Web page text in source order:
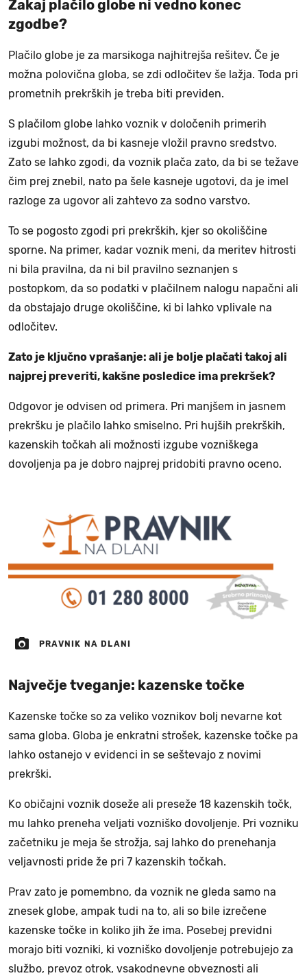
Zakaj plačilo globe ni vedno konec
zgodbe?
Plačilo globe je za marsikoga najhitrejša rešitev. Če je
možna polovična globa, se zdi odločitev še lažja. Toda pri
prometnih prekrških je treba biti previden.
S plačilom globe lahko voznik v določenih primerih
izgubi možnost, da bi kasneje vložil pravno sredstvo.
Zato se lahko zgodi, da voznik plača zato, da bi se težave
čim prej znebil, nato pa šele kasneje ugotovi, da je imel
razloge za ugovor ali zahtevo za sodno varstvo.
To se pogosto zgodi pri prekrških, kjer so okoliščine
sporne. Na primer, kadar voznik meni, da meritev hitrosti
ni bila pravilna, da ni bil pravilno seznanjen s
postopkom, da so podatki v plačilnem nalogu napačni ali
da obstajajo druge okoliščine, ki bi lahko vplivale na
odločitev.
Zato je ključno vprašanje: ali je bolje plačati takoj ali
najprej preveriti, kakšne posledice ima prekršek?
Odgovor je odvisen od primera. Pri manjšem in jasnem
prekršku je plačilo lahko smiselno. Pri hujših prekrških,
kazenskih točkah ali možnosti izgube vozniškega
dovoljenja pa je dobro najprej pridobiti pravno oceno.
PRAVNIK NA DLANI
Največje tveganje: kazenske točke
Kazenske točke so za veliko voznikov bolj nevarne kot
sama globa. Globa je enkratni strošek, kazenske točke pa
lahko ostanejo v evidenci in se seštevajo z novimi
prekrški.
Ko običajni voznik doseže ali preseže 18 kazenskih točk,
mu lahko preneha veljati vozniško dovoljenje. Pri vozniku
začetniku je meja še strožja, saj lahko do prenehanja
veljavnosti pride že pri 7 kazenskih točkah.
Prav zato je pomembno, da voznik ne gleda samo na
znesek globe, ampak tudi na to, ali so bile izrečene
kazenske točke in koliko jih že ima. Posebej previdni
morajo biti vozniki, ki vozniško dovoljenje potrebujejo za
službo, prevoz otrok, vsakodnevne obveznosti ali